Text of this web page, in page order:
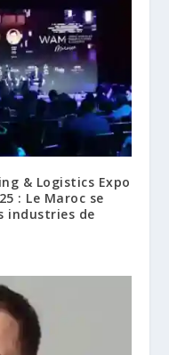
& Logistics Expo
: Le Maroc se
industries de